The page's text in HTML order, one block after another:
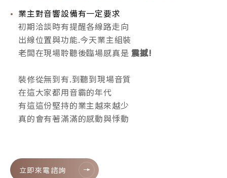
業主對音響設備有一定要求
初期洽談時有提醒各線路走向
出線位置與功能.今天業主組裝
老闆在現場聆聽後臨場感真是 震撼!
裝修從無到有.到聽到現場音質
在這大家都用音霸的年代
有這這份堅持的業主越來越少
真的會有著滿滿的感動與悸動
立即來電諮詢